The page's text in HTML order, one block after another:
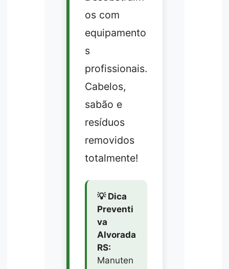
os com
equipamento
s
profissionais.
Cabelos,
sabão e
resíduos
removidos
totalmente!
💡 Dica
Preventi
va
Alvorada
RS:
Manuten